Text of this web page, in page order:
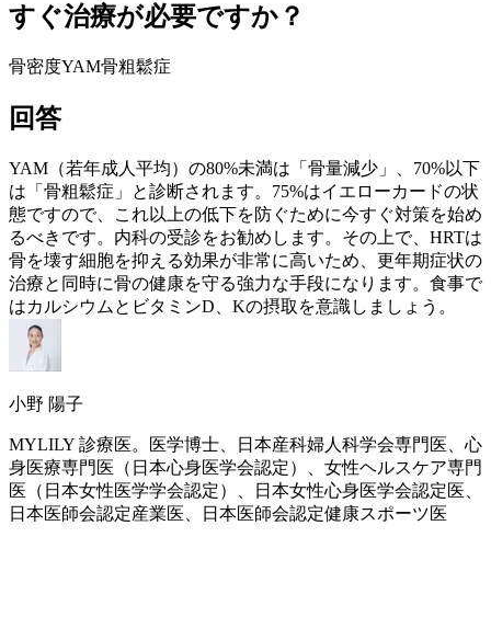
すぐ治療が必要ですか？
骨密度YAM骨粗鬆症
回答
YAM（若年成人平均）の80%未満は「骨量減少」、70%以下
は「 骨粗鬆症 」と診断されます。75%はイエローカードの状
態ですので、これ以上の低下を防ぐために今すぐ対策を始め
るべきです。内科の受診をお勧めします。その上で、 HRTは
骨を壊す細胞を抑える効果が非常に高いため、 更年期症状の
治療と同時に骨の健康を守る強力な手段になります。食事で
はカルシウムとビタミンD、Kの摂取を意識しましょう。
小野 陽子
MYLILY 診療医。医学博士、日本産科婦人科学会専門医、心
身医療専門医（日本心身医学会認定）、女性ヘルスケア専門
医（日本女性医学学会認定）、日本女性心身医学会認定医、
日本医師会認定産業医、日本医師会認定健康スポーツ医